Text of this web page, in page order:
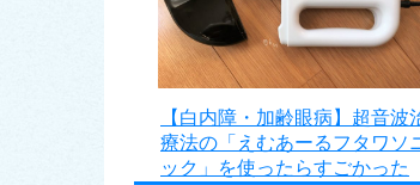
【白内障・加齢眼病】超音波
療法の「えむあーるフタワソ
ック」を使ったらすごかった